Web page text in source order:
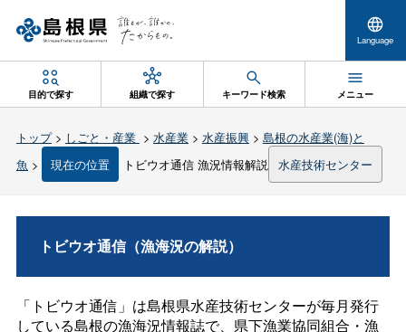
Language
目的で探す 組織で探す キーワード検索 メニュー
トップ> しごと・産業 > 水産業> 水産振興> 島根の水産業(海)と
魚 > 現在の位置 トビウオ通信 漁況情報解説 水産技術センター
トビウオ通信（漁海況の解説）
「トビウオ通信」は島根県水産技術センターが毎月発行
している島根の漁海況情報誌で、県下漁業協同組合・漁